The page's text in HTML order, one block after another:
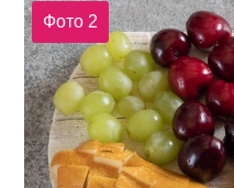
Фото 2